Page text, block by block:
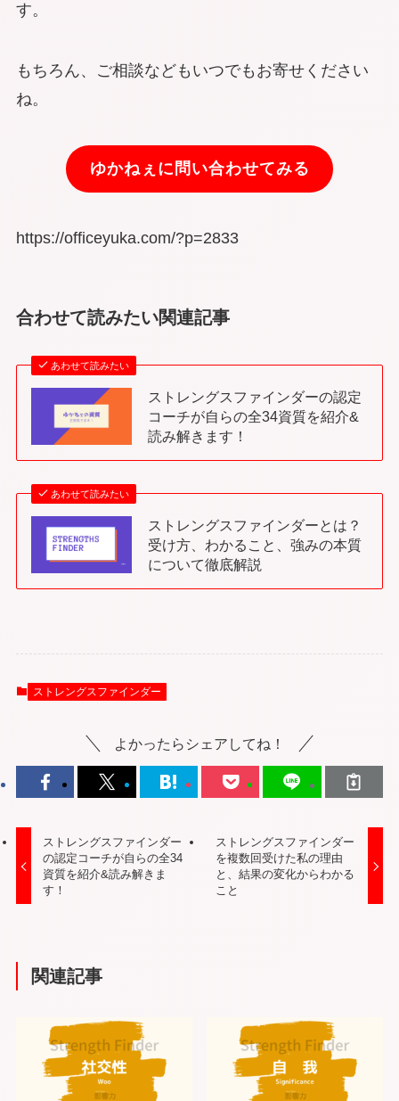
す。
もちろん、ご相談などもいつでもお寄せください
ね。
ゆかねぇに問い合わせてみる
https://officeyuka.com/?p=2833
合わせて読みたい関連記事
あわせて読みたい
ストレングスファインダーの認定
コーチが自らの全34資質を紹介&
読み解きます！
あわせて読みたい
ストレングスファインダーとは？
受け方、わかること、強みの本質
について徹底解説
ストレングスファインダー
よかったらシェアしてね！
ストレングスファインダー
の認定コーチが自らの全34
資質を紹介&読み解きま
す！
ストレングスファインダー
を複数回受けた私の理由
と、結果の変化からわかる
こと
関連記事